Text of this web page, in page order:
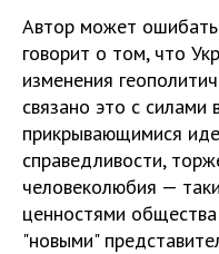
Автор может
говорит о том, что
изменения
связано это с силами
прикрывающимися
справедливости,
человеколюбия —
ценностями
"новыми"